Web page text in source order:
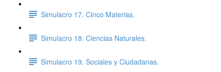
Simulacro 17. Cinco Materias.
Simulacro 18. Ciencias Naturales.
Simulacro 19. Sociales y Ciudadanas.